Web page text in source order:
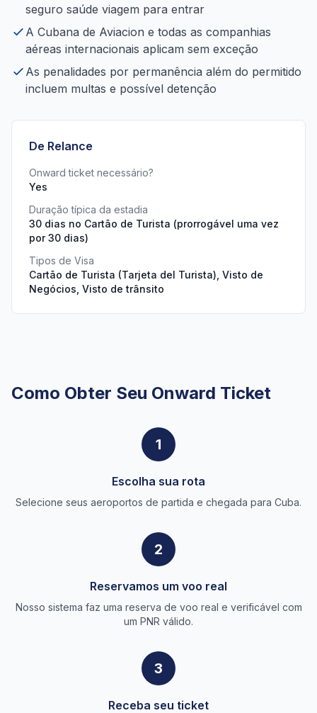
seguro saúde viagem para entrar
A Cubana de Aviacion e todas as companhias
aéreas internacionais aplicam sem exceção
As penalidades por permanência além do permitido
incluem multas e possível detenção
De Relance
Onward ticket necessário?
Yes
Duração típica da estadia
30 dias no Cartão de Turista (prorrogável uma vez
por 30 dias)
Tipos de Visa
Cartão de Turista (Tarjeta del Turista), Visto de
Negócios, Visto de trânsito
Como Obter Seu Onward Ticket
1
Escolha sua rota
Selecione seus aeroportos de partida e chegada para Cuba.
2
Reservamos um voo real
Nosso sistema faz uma reserva de voo real e verificável com
um PNR válido.
3
Receba seu ticket